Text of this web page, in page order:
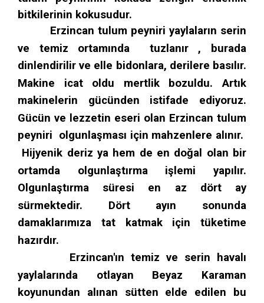
bitkilerinin kokusudur.
Erzincan tulum peyniri yaylaların serin
ve temiz ortamında tuzlanır , burada
dinlendirilir ve elle bidonlara, derilere basılır.
Makine icat oldu mertlik bozuldu. Artık
makinelerin gücünden istifade ediyoruz.
Gücün ve lezzetin eseri olan Erzincan tulum
peyniri olgunlaşması için mahzenlere alınır.
Hijyenik deriz ya hem de en doğal olan bir
ortamda olgunlaştırma işlemi yapılır.
Olgunlaştırma süresi en az dört ay
sürmektedir. Dört ayın sonunda
damaklarımıza tat katmak için tüketime
hazırdır.
Erzincan'ın temiz ve serin havalı
yaylalarında otlayan Beyaz Karaman
koyunundan alınan sütten elde edilen bu